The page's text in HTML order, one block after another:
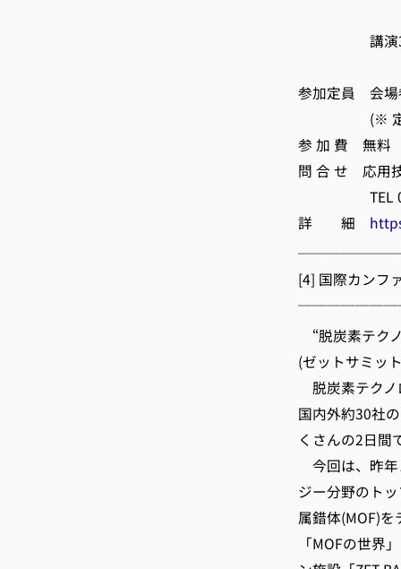
講演3：『
参加定員 会場
(※ 定員超
参 加 費 無料
問 合 せ 応用
TEL 075-
詳 細
[4] 国際カンフ
“脱炭素テク
(ゼットサミッ
脱炭素テクノ
国内外約30社
くさんの2日間
今回は、昨年
ジー分野のト
属錯体(MOF)
「MOFの世界